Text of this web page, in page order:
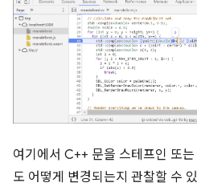
여기에서 C++ 문을 스테프인 또
도 어떻게 변경되는지 관찰할 수